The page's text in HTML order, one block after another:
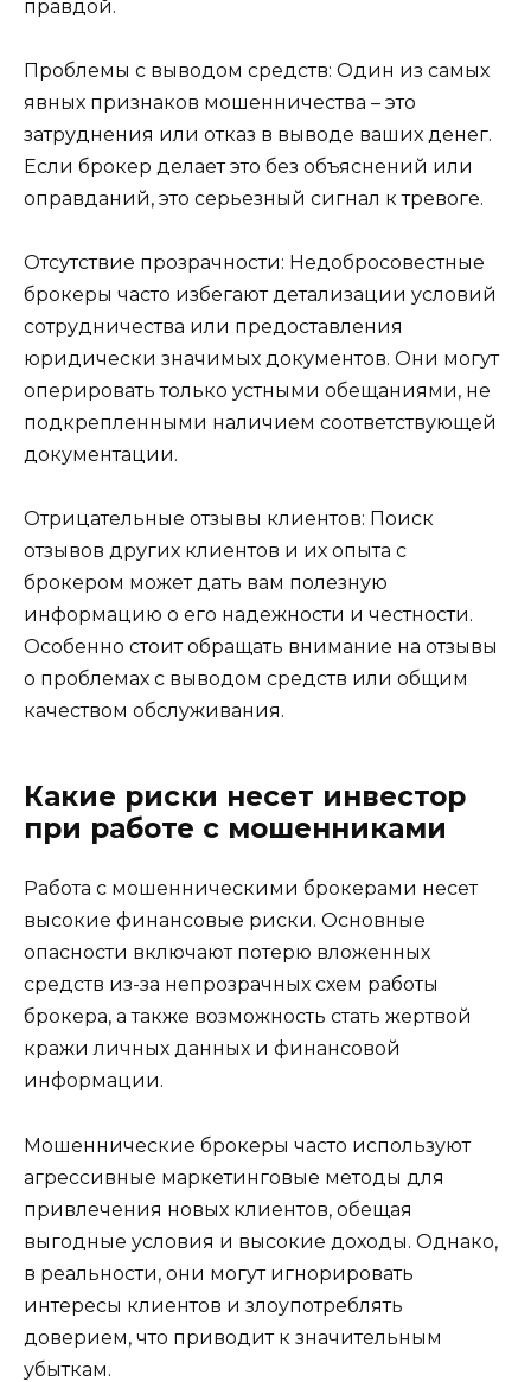
правдой.
Проблемы с выводом средств: Один из самых
явных признаков мошенничества – это
затруднения или отказ в выводе ваших денег.
Если брокер делает это без объяснений или
оправданий, это серьезный сигнал к тревоге.
Отсутствие прозрачности: Недобросовестные
брокеры часто избегают детализации условий
сотрудничества или предоставления
юридически значимых документов. Они могут
оперировать только устными обещаниями, не
подкрепленными наличием соответствующей
документации.
Отрицательные отзывы клиентов: Поиск
отзывов других клиентов и их опыта с
брокером может дать вам полезную
информацию о его надежности и честности.
Особенно стоит обращать внимание на отзывы
о проблемах с выводом средств или общим
качеством обслуживания.
Какие риски несет инвестор
при работе с мошенниками
Работа с мошенническими брокерами несет
высокие финансовые риски. Основные
опасности включают потерю вложенных
средств из-за непрозрачных схем работы
брокера, а также возможность стать жертвой
кражи личных данных и финансовой
информации.
Мошеннические брокеры часто используют
агрессивные маркетинговые методы для
привлечения новых клиентов, обещая
выгодные условия и высокие доходы. Однако,
в реальности, они могут игнорировать
интересы клиентов и злоупотреблять
доверием, что приводит к значительным
убыткам.